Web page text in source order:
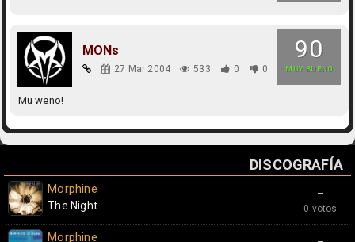
90
MUY BUENO
MONs
27 Mar 2004 533 0 0
Mu weno!
DISCOGRAFÍA
-
0 votos
Morphine
The Night
Morphine